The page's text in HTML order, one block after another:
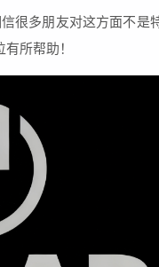
很多朋友对这方面不是
所帮助！